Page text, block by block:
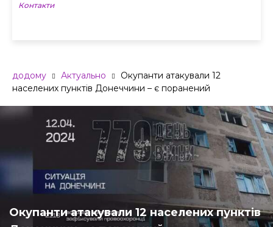
Контакти
додому Актуально
Окупанти атакували 12
населених пунктів Донеччини – є поранений
Окупанти атакували 12 населених пунктів